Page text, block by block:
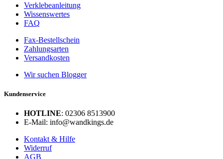
Verklebeanleitung
Wissenswertes
FAQ
Fax-Bestellschein
Zahlungsarten
Versandkosten
Wir suchen Blogger
Kundenservice
HOTLINE: 02306 8513900
E-Mail: info@wandkings.de
Kontakt & Hilfe
Widerruf
AGB